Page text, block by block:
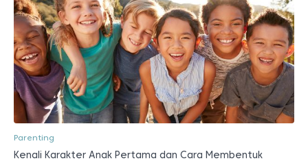
Parenting
Kenali Karakter Anak Pertama dan Cara Membentuk